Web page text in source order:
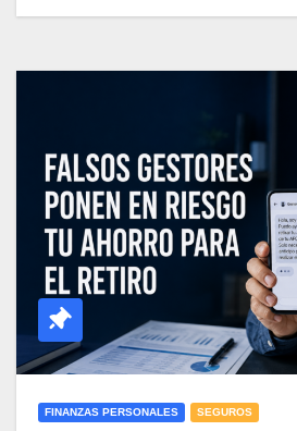
FINANZAS PERSONALES SEGUROS